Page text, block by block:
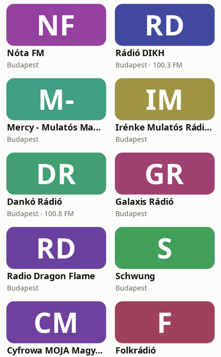
NF
Nóta FM
Budapest
RD
Rádió DIKH
Budapest · 100.3 FM
M-
Mercy - Mulatós Magyar Rádió
Budapest
IM
Irénke Mulatós Rádiója
Budapest
DR
Dankó Rádió
Budapest · 100.8 FM
GR
Galaxis Rádió
Budapest
RD
Radio Dragon Flame
Budapest
S
Schwung
Budapest
CM
Cyfrowa MOJA Magyarország
F
Folkrádió